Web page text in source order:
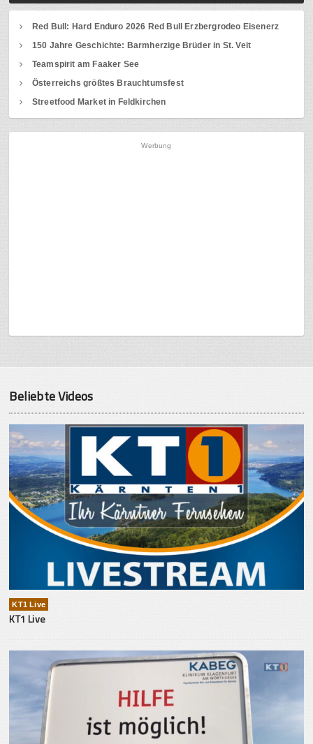
Red Bull: Hard Enduro 2026 Red Bull Erzbergrodeo Eisenerz
150 Jahre Geschichte: Barmherzige Brüder in St. Veit
Teamspirit am Faaker See
Österreichs größtes Brauchtumsfest
Streetfood Market in Feldkirchen
Werbung
Beliebte Videos
KT1 Live
KT1 Live